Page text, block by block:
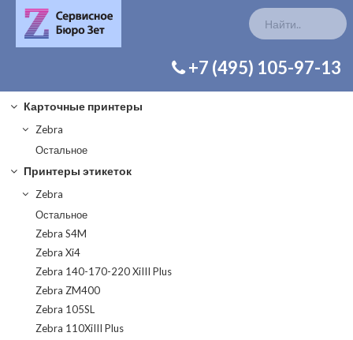
+7 (495) 105-97-13
Карточные принтеры
Zebra
Остальное
Принтеры этикеток
Zebra
Остальное
Zebra S4M
Zebra Xi4
Zebra 140-170-220 XiIII Plus
Zebra ZM400
Zebra 105SL
Zebra 110XiIII Plus